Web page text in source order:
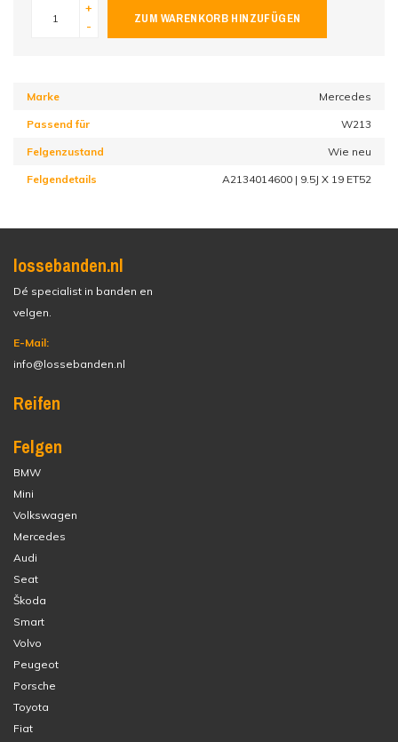
+
-
ZUM WARENKORB HINZUFÜGEN
Marke Mercedes
Passend für W213
Felgenzustand Wie neu
Felgendetails A2134014600 | 9.5J X 19 ET52
lossebanden.nl
Dé specialist in banden en
velgen.
E-Mail:
info@lossebanden.nl
Reifen
Felgen
BMW
Mini
Volkswagen
Mercedes
Audi
Seat
Škoda
Smart
Volvo
Peugeot
Porsche
Toyota
Fiat